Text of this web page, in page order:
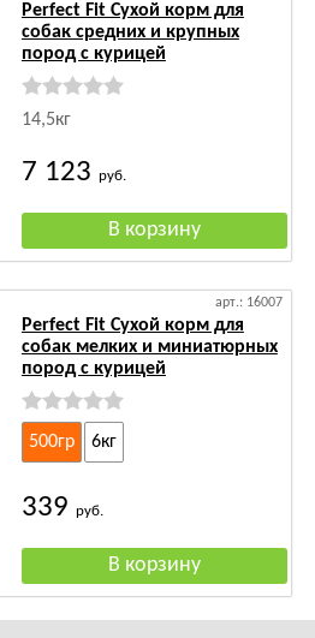
Perfect Fit Сухой корм для
собак средних и крупных
пород с курицей
14,5кг
7 123 руб.
арт.: 16007
Perfect Fit Сухой корм для
собак мелких и миниатюрных
пород с курицей
500гр 6кг
339 руб.